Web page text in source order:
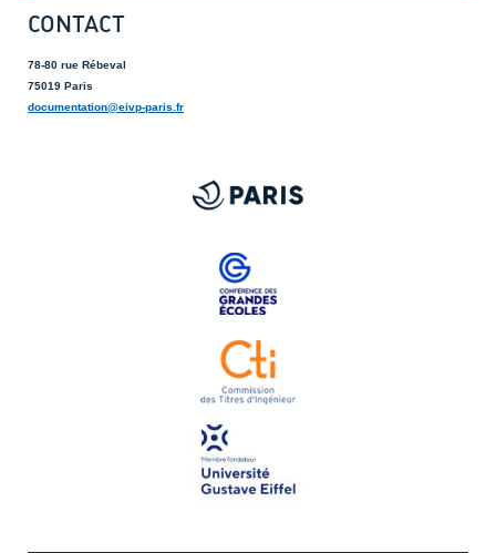
CONTACT
78-80 rue Rébeval
75019 Paris
documentation@eivp-paris.fr